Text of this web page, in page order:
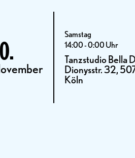
Samstag
14:00 - 0:00 Uhr
Tanzstudio Bella
Dionysstr. 32,
Köln